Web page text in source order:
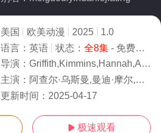
美国 欧美动漫 2025
1.0
语言： 英语 状态： 全8集- 免费在线观看
导演： Griffith,Kimmins,Hannah,Ayoubi,Maaike,M
主演： 阿查尔·乌斯曼,曼迪·摩尔,阿莉雅·肖卡特,Whitmer,Thomas,拉米·尤素夫,克里斯
更新时间： 2025-04-17
 极速观看